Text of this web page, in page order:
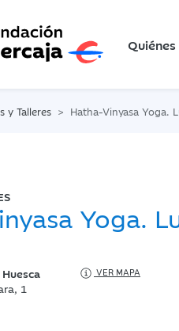
y Talleres Hatha-Vinyasa Yoga.
Yoga.
VER MAPA
1